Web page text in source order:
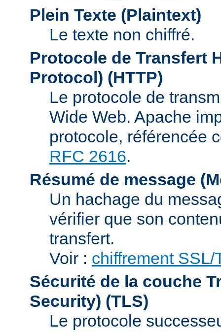
Plein Texte (Plaintext)
Le texte non chiffré.
Protocole de Transfert
Protocol) (HTTP)
Le protocole de
Wide Web. Apache
protocole, référencée
RFC 2616.
Résumé de message
Un hachage du
vérifier que son
transfert.
Voir : chiffrement SSL/
Sécurité de la couche
Security) (TLS)
Le protocole